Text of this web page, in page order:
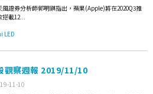
風證券分析師郭明錤指出，蘋果(Apple)將在2020Q3推
搭載12...
LED
觀察週報 2019/11/10
11-10